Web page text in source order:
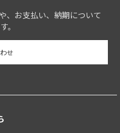
、お支払い、納期について
。
せ